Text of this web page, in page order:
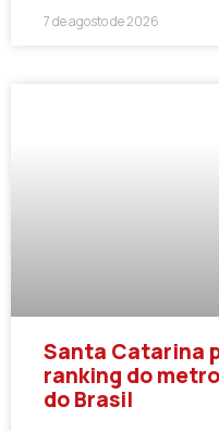
7 de agosto de 2026
Santa Catarina
ranking do
do Brasil